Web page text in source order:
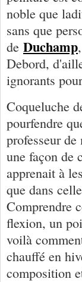
noble que
sans que
de Duchamp
Debord,
ignorants
Coqueluche
pourfendre
professeur
une façon de
apprenait à
que dans
Comprendre
flexion, un
voilà
chauffé en
composition